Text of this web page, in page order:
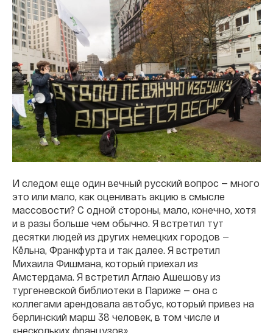
И следом еще один вечный русский вопрос — много
это или мало, как оценивать акцию в смысле
массовости? С одной стороны, мало, конечно, хотя
и в разы больше чем обычно. Я встретил тут
десятки людей из других немецких городов —
Кёльна, Франкфурта и так далее. Я встретил
Михаила Фишмана, который приехал из
Амстердама. Я встретил Аглаю Ашешову из
тургеневской библиотеки в Париже — она с
коллегами арендовала автобус, который привез на
берлинский марш 38 человек, в том числе и
«нескольких французов».